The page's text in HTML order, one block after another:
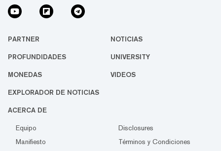
PARTNER NOTICIAS
PROFUNDIDADES UNIVERSITY
MONEDAS VIDEOS
EXPLORADOR DE NOTICIAS
ACERCA DE
Equipo
Disclosures
Manifiesto
Términos y Condiciones